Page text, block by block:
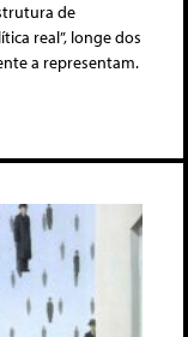
de
real”, longe dos
a representam.